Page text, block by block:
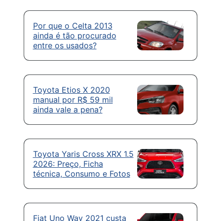
Por que o Celta 2013
ainda é tão procurado
entre os usados?
Toyota Etios X 2020
manual por R$ 59 mil
ainda vale a pena?
Toyota Yaris Cross XRX 1.5
2026: Preço, Ficha
técnica, Consumo e Fotos
Fiat Uno Way 2021 custa